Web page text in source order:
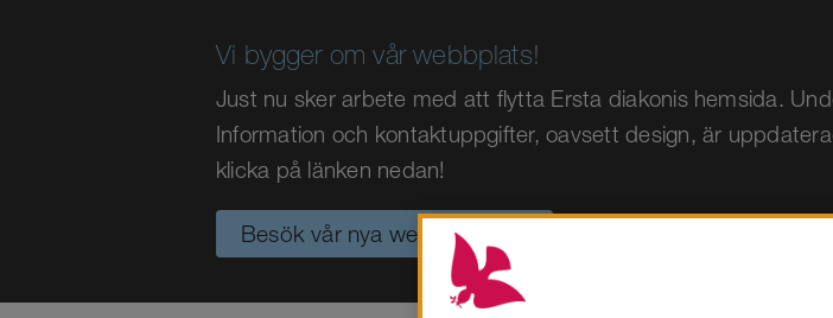
Vi bygger om vår webbplats!
Just nu sker arbete med att flytta Ersta diakonis hemsida.
Information och kontaktuppgifter, oavsett design, är
klicka på länken nedan!
Besök vår nya webbplats >>